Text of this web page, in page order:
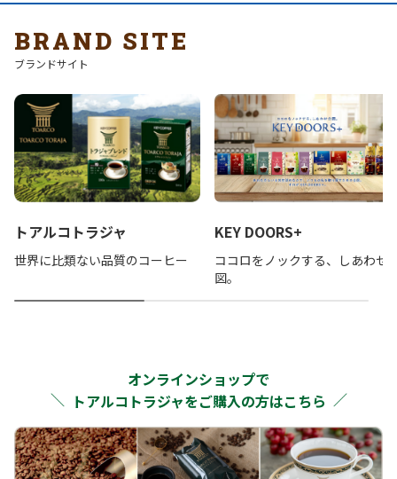
BRAND SITE
ブランドサイト
トアルコトラジャ
世界に比類ない品質のコーヒー
KEY DOORS+
ココロをノックする、しあわせ
図。
オンラインショップで
トアルコトラジャをご購入の方はこちら